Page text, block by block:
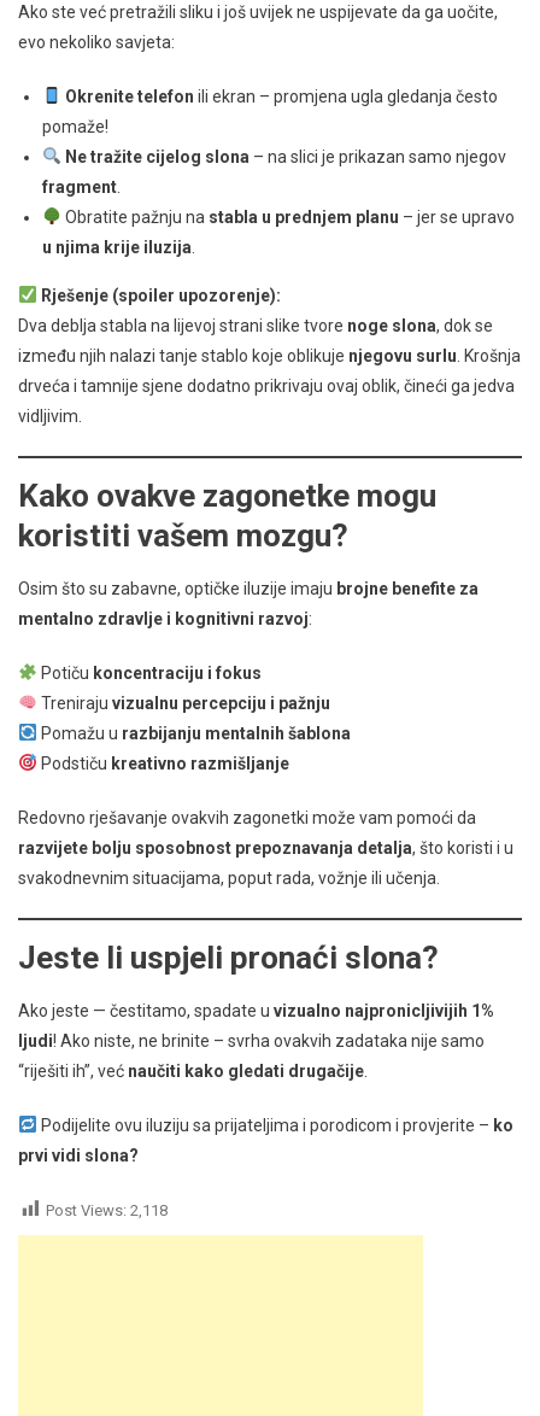
Ako ste već pretražili sliku i još uvijek ne uspijevate da ga uočite,
evo nekoliko savjeta:
Okrenite telefon ili ekran – promjena ugla gledanja često
pomaže!
Ne tražite cijelog slona – na slici je prikazan samo njegov
fragment
Obratite pažnju na stabla u prednjem planu – jer se upravo
u njima krije iluzija
Rješenje (spoiler upozorenje):
Dva deblja stabla na lijevoj strani slike tvore noge slona, dok se
između njih nalazi tanje stablo koje oblikuje njegovu surlu . Krošnja
drveća i tamnije sjene dodatno prikrivaju ovaj oblik, čineći ga jedva
vidljivim.
Kako ovakve zagonetke mogu
koristiti vašem mozgu?
Osim što su zabavne, optičke iluzije imaju brojne benefite za
mentalno zdravlje i kognitivni razvoj:
Potiču koncentraciju i fokus
Treniraju vizualnu percepciju i pažnju
Pomažu u razbijanju mentalnih šablona
Podstiču kreativno razmišljanje
Redovno rješavanje ovakvih zagonetki može vam pomoći da
razvijete bolju sposobnost prepoznavanja detalja, što koristi i u
svakodnevnim situacijama, poput rada, vožnje ili učenja.
Jeste li uspjeli pronaći slona?
Ako jeste — čestitamo, spadate u vizualno najpronicljivijih 1%
ljudi! Ako niste, ne brinite – svrha ovakvih zadataka nije samo
“riješiti ih”, već naučiti kako gledati drugačije
Podijelite ovu iluziju sa prijateljima i porodicom i provjerite – ko
prvi vidi slona?
Post Views: 2,118